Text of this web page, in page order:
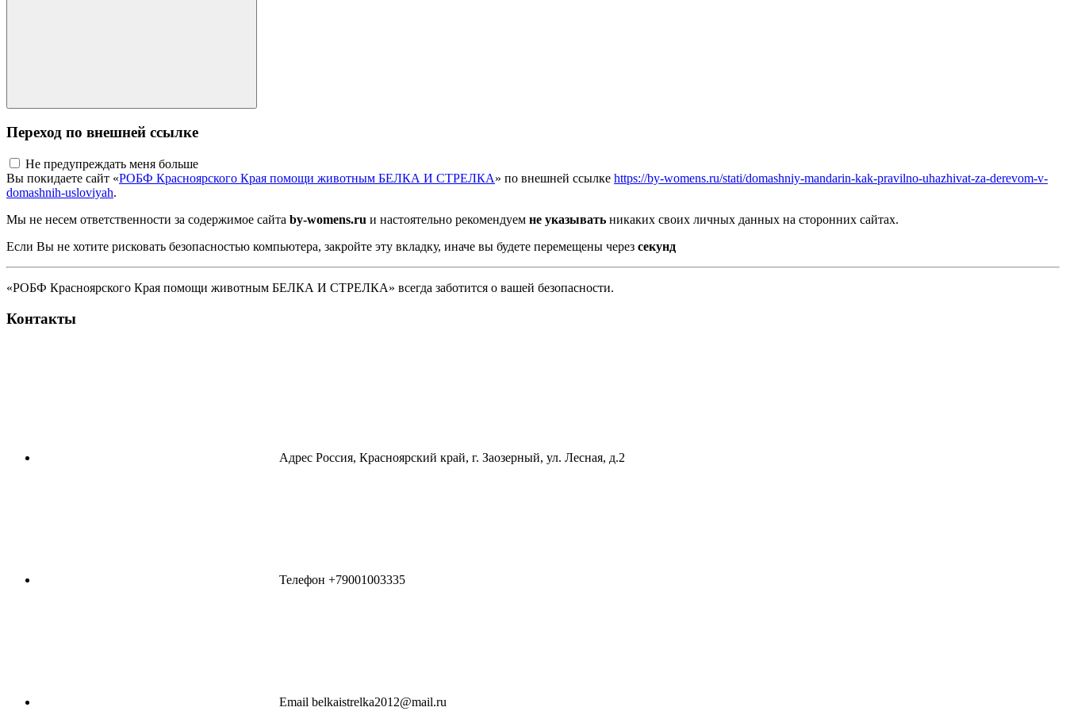
Переход по внешней ссылке
Не предупреждать меня больше
Вы покидаете сайт «РОБФ Красноярского Края помощи животным БЕЛКА И СТРЕЛКА» по внешней ссылке https://by-womens.ru/stati/domashniy-mandarin-kak-pravilno-uhazhivat-za-derevom-v-
domashnih-usloviyah.
Мы не несем ответственности за содержимое сайта by-womens.ru и настоятельно рекомендуем не указывать никаких своих личных данных на сторонних сайтах.
Если Вы не хотите рисковать безопасностью компьютера, закройте эту вкладку, иначе вы будете перемещены через секунд
«РОБФ Красноярского Края помощи животным БЕЛКА И СТРЕЛКА» всегда заботится о вашей безопасности.
Контакты
Адрес Россия, Красноярский край, г. Заозерный, ул. Лесная, д.2
Телефон +79001003335
Email belkaistrelka2012@mail.ru